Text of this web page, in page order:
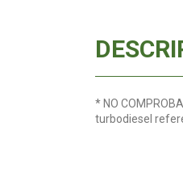
* NO
turbodiesel